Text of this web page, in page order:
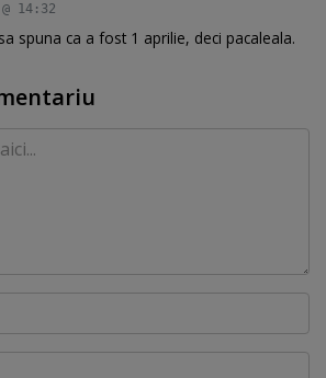
14:32
spuna ca a fost 1 aprilie, deci pacaleala.